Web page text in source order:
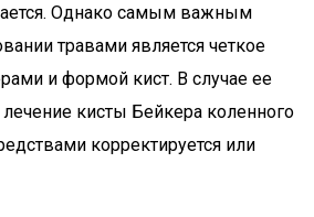
Однако самым важным
травами является четкое
и формой кист. В случае ее
кисты Бейкера коленного
корректируется или